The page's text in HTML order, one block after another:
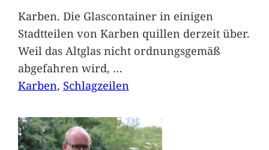
Karben. Die Glascontainer in einigen
Stadtteilen von Karben quillen derzeit über.
Weil das Altglas nicht ordnungsgemäß
abgefahren wird, …
Karben, Schlagzeilen